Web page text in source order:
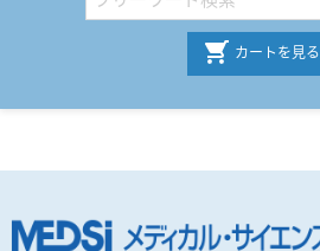
カートを見る